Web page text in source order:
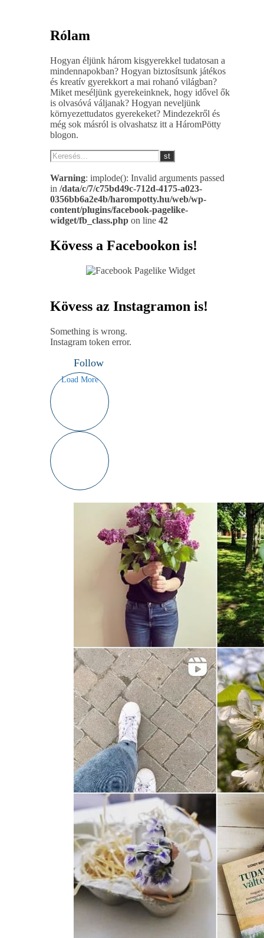
Rólam
Hogyan éljünk három kisgyerekkel tudatosan a
mindennapokban? Hogyan biztosítsunk játékos
és kreatív gyerekkort a mai rohanó világban?
Miket meséljünk gyerekeinknek, hogy idővel ők
is olvasóvá váljanak? Hogyan neveljünk
környezettudatos gyerekeket? Mindezekről és
még sok másról is olvashatsz itt a HáromPötty
blogon.
Warning: implode(): Invalid arguments passed
in /data/c/7/c75bd49c-712d-4175-a023-
0356bb6a2e4b/harompotty.hu/web/wp-
content/plugins/facebook-pagelike-
widget/fb_class.php on line 42
Kövess a Facebookon is!
Kövess az Instagramon is!
Something is wrong.
Instagram token error.
Follow
Load More